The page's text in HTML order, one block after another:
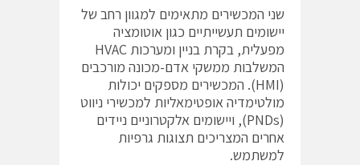
שני המכשירים מתאימים למגוון רחב של
יישומים תעשייתיים כגון אוטומציה
מפעלית, בקרת בניין ומערכות HVAC
המשלבות ממשקי אדם-מכונה מורכבים
(HMI). המכשירים מספקים יכולות
מולטימדיה אופטימאליות למכשירי ניווט
(PNDs), ויישומים אלקטרוניים ניידים
אחרים המצריכים תצוגות גרפיות
למשתמש.